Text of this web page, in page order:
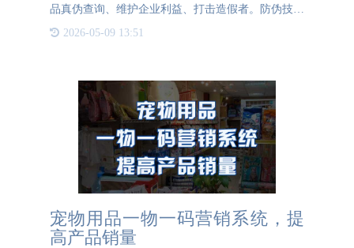
品真伪查询、维护企业利益、打击造假者。防伪技术
商品，方便消费者查询真伪，减少假货，抵御各种不
2026-05-09 13:51
宠物用品一物一码营销系统，提
高产品销量